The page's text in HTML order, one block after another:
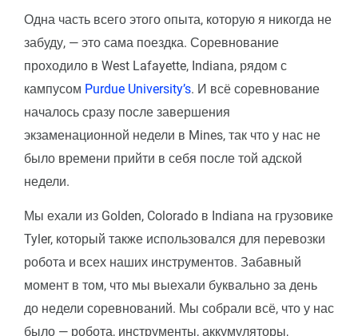
Одна часть всего этого опыта, которую я никогда не
забуду, — это сама поездка. Соревнование
проходило в West Lafayette, Indiana, рядом с
кампусом Purdue University’s. И всё соревнование
началось сразу после завершения
экзаменационной недели в Mines, так что у нас не
было времени прийти в себя после той адской
недели.
Мы ехали из Golden, Colorado в Indiana на грузовике
Tyler, который также использовался для перевозки
робота и всех наших инструментов. Забавный
момент в том, что мы выехали буквально за день
до недели соревнований. Мы собрали всё, что у нас
было — робота, инструменты, аккумуляторы,